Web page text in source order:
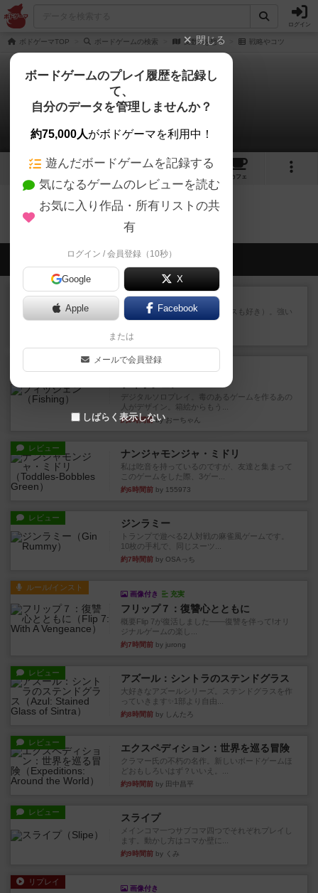
ログイン
ボドゲーマTOP ボードゲームの検索 変数Xを想う 戦略やコツ
変数Xを想う
0件の戦略やコツ
2 2
カフェ
変数Xを想うのトップに戻る
会員の新しい投稿
レビュー マスクメン
マスクメンすごい好き（プロレスも好き）。強い
やつを決めるというより、ジ...
40分前
デジタルソロプレイ。毒のあるゲームを作るあの
人がデザイン。箱絵からもう...
約2時間前by おーちゃん
レビュー ナンジャモンジャ・ミドリ
私は吃音を持っているのですが、友達と集まって
このゲームをした際、3ゲー...
約6時間前 by 155973
レビュー ジンラミー
トランプで遊べる2人対戦の麻雀風ゲームです。
10枚の手札で、同じスーツ...
約7時間前 by OSAっち
ルール/インスト
画像付き 充実
フリップ７：復讐心とともに
概要Flip 7が復活しました――復讐を伴って!オリ
ジナルゲームの楽し...
約7時間前 by jurong
レビュー アズール：シントラのステンドグラス
大好きなアズールシリーズ。ステンドグラスを作
っていきます✨1部より自由...
約8時間前 by しんたろ
レビュー エクスペディション：世界を巡る冒険
クラマー氏の不朽の名作。新しいボードゲームほ
どおもしろいはず？いいえ。...
約9時間前 by 田中昌平
レビュー スライプ
メインコマ一つサブコマ四つでそれぞれプレイし
ます。動かし方はコマか壁に...
約9時間前 by くみ
リプレイ
画像付き
閉じる
ボードゲームのプレイ履歴を記録し
て、
自分のデータを管理しませんか？
約75,000人がボドゲーマを利用中！
遊んだボードゲームを記録する
気になるゲームのレビューを読む
お気に入り作品・所有リストの共
有
ログイン / 会員登録（10秒）
Google X
Apple Facebook
または
メールで会員登録
しばらく表示しない